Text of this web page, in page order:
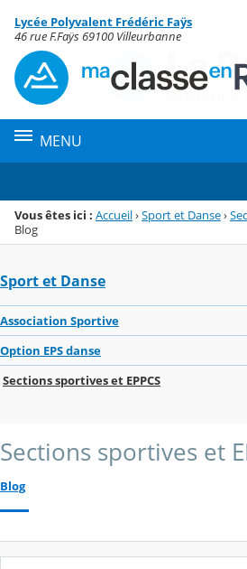
Menu de la rubrique
Contenu
Lycée Polyvalent Frédéric Faÿs
46 rue F.Faÿs 69100 Villeurbanne
MENU
Vous êtes ici : Accueil›Sport et Danse›
Blog
Sport et Danse
Association Sportive
Option EPS danse
Sections sportives et EPPCS
Sections sportives et
Blog